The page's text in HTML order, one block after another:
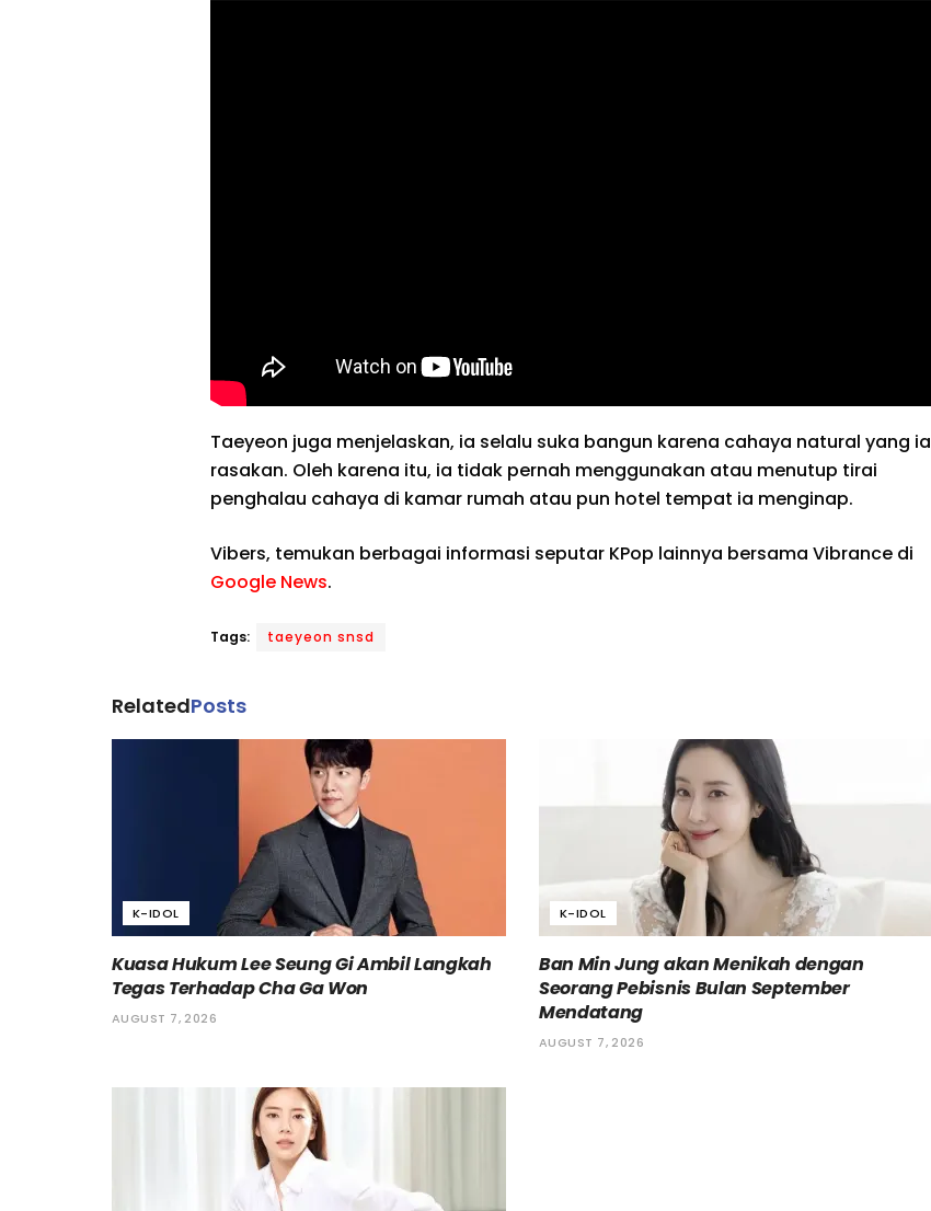
Taeyeon juga menjelaskan, ia selalu suka bangun karena cahaya natural yang ia
rasakan. Oleh karena itu, ia tidak pernah menggunakan atau menutup tirai
penghalau cahaya di kamar rumah atau pun hotel tempat ia menginap.
Vibers, temukan berbagai informasi seputar KPop lainnya bersama Vibrance di
Google News.
Tags: taeyeon snsd
RelatedPosts
K-IDOL
Kuasa Hukum Lee Seung Gi Ambil Langkah
Tegas Terhadap Cha Ga Won
AUGUST 7, 2026
K-IDOL
Ban Min Jung akan Menikah dengan
Seorang Pebisnis Bulan September
Mendatang
AUGUST 7, 2026